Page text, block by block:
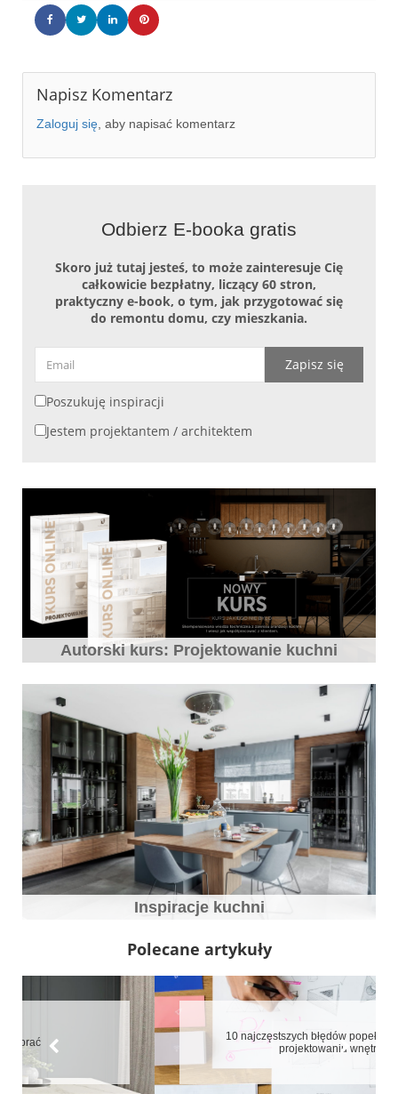
Napisz Komentarz
Zaloguj się , aby napisać komentarz
Odbierz E-booka gratis
Skoro już tutaj jesteś, to może zainteresuje Cię
całkowicie bezpłatny, liczący 60 stron,
praktyczny e-book, o tym, jak przygotować się
do remontu domu, czy mieszkania.
Zapisz się
Poszukuję inspiracji
Jestem projektantem / architektem
Autorski kurs: Projektowanie kuchni
Inspiracje kuchni
Polecane artykuły
10 najczęstszych błędów popełnianych przy